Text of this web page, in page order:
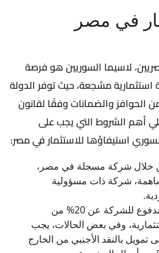
في مصر
لاسيما السوريين هو فرصة
مشجعة، حيث توفر الدولة
الحوافز والضمانات وفقًا لقانون
أهم الشروط التي يجب على
استيفاؤها للاستثمار في مصر:
خلال شركة مسجلة في مصر،
شركة ذات مسؤولية
ألا يقل رأس المال المدفوع للشركة عن 20% من
وفي بعض الحالات، يجب
بالنقد الأجنبي من الخارج